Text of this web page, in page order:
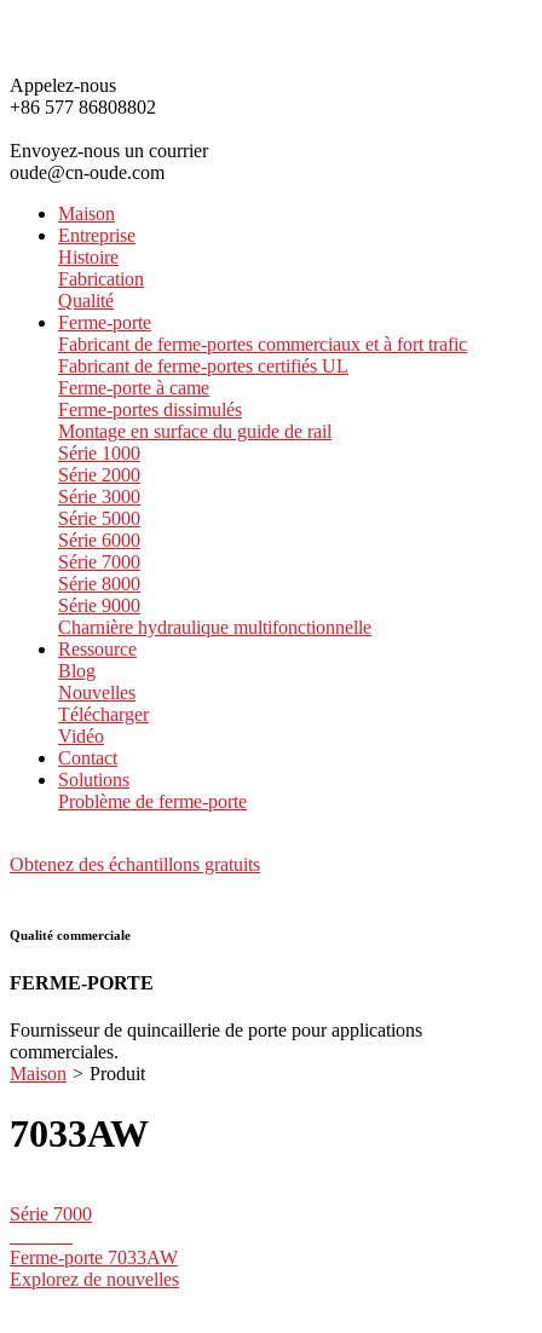
Appelez-nous
+86 577 86808802
Envoyez-nous un courrier
oude@cn-oude.com
Maison
Entreprise
Histoire
Fabrication
Qualité
Ferme-porte
Fabricant de ferme-portes commerciaux et à fort trafic
Fabricant de ferme-portes certifiés UL
Ferme-porte à came
Ferme-portes dissimulés
Montage en surface du guide de rail
Série 1000
Série 2000
Série 3000
Série 5000
Série 6000
Série 7000
Série 8000
Série 9000
Charnière hydraulique multifonctionnelle
Ressource
Blog
Nouvelles
Télécharger
Vidéo
Contact
Solutions
Problème de ferme-porte
Obtenez des échantillons gratuits
Qualité commerciale
FERME-PORTE
Fournisseur de quincaillerie de porte pour applications
commerciales.
Maison > Produit
7033AW
Série 7000
Ferme-porte 7033AW
Explorez de nouvelles